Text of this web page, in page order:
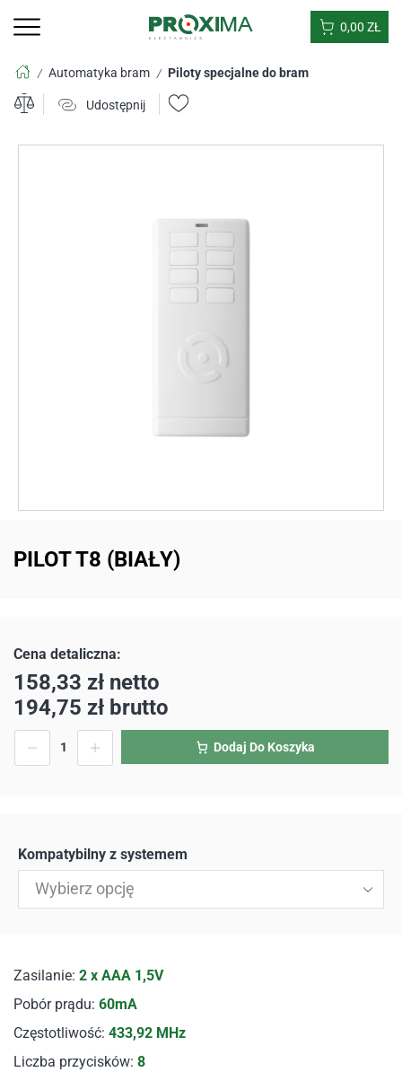
0,00 ZŁ
/ Automatyka bram / Piloty specjalne do bram
Udostępnij
PILOT T8 (BIAŁY)
Zasilanie: 2 x AAA 1,5V
Pobór prądu: 60mA
Częstotliwość: 433,92 MHz
Liczba przycisków: 8
158,33 zł netto
194,75 zł brutto
Dodaj Do Koszyka
Kompatybilny z systemem
Wybierz opcję